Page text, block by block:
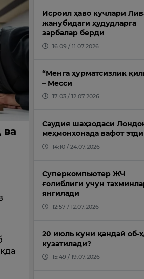
ва
Исроил ҳаво кучлари
жанубидаги ҳудудларга
зарбалар берди
16:09 / 11.07.2026
“Менга ҳурматсизлик
– Месси
17:03 / 12.07.2026
Саудия шаҳзодаси
меҳмонхонада вафот этди
14:10 / 24.07.2026
Суперкомпьютер ЖЧ
ғолиблиги учун
янгилади
12:57 / 12.07.2026
20 июль куни қандай об-
кузатилади?
15:49 / 19.07.2026